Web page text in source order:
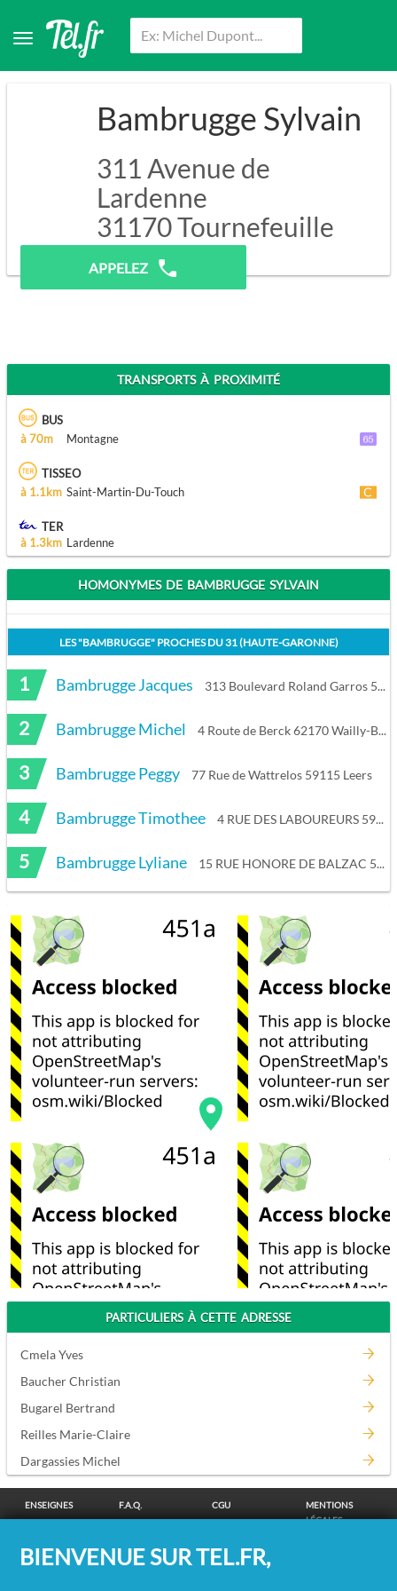
Bambrugge Sylvain
311 Avenue de
Lardenne
31170Tournefeuille
Pas de prospection.
APPELEZ
TRANSPORTS À PROXIMITÉ
BUS
à 70m
Montagne
TISSEO
à 1.1km Saint-Martin-Du-Touch
TER
à 1.3km Lardenne
HOMONYMES DE BAMBRUGGE SYLVAIN
LES "BAMBRUGGE" PROCHES DU31 (HAUTE-GARONNE)
1 Bambrugge Jacques 313 Boulevard Roland Garros 54460 Liverdun
2 Bambrugge Michel 4 Route de Berck 62170 Wailly-Beaucamp
3 Bambrugge Peggy 77 Rue de Wattrelos 59115 Leers
4 Bambrugge Timothee 4 RUE DES LABOUREURS 59780 BAISIEUX
5 Bambrugge Lyliane 15 RUE HONORE DE BALZAC 59100 ROUBAIX
PARTICULIERS À CETTE ADRESSE
Cmela Yves
Baucher Christian
Bugarel Bertrand
Reilles Marie-Claire
Dargassies Michel
ENSEIGNES F.A.Q. CGU
MENTIONS
LÉGALES
CONFIDENTIALITÉ
COOKIES
CHOIX
COOKIES
BIENVENUE SUR TEL.FR,